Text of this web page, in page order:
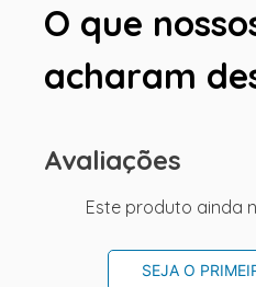
O que
acharam
Avaliações
Este produto ainda
SEJA O